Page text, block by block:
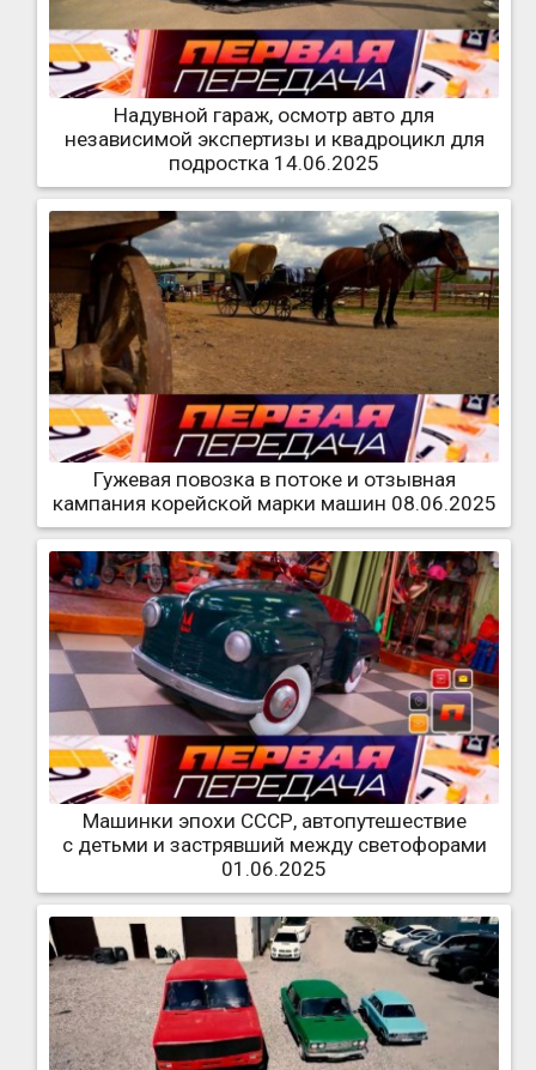
Надувной гараж, осмотр авто для
независимой экспертизы и квадроцикл для
подростка 14.06.2025
Гужевая повозка в потоке и отзывная
кампания корейской марки машин 08.06.2025
Машинки эпохи СССР, автопутешествие
с детьми и застрявший между светофорами
01.06.2025